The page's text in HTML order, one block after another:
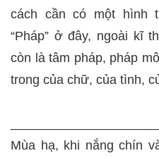
cách cần có một hình
“Pháp” ở đây, ngoài kĩ
còn là tâm pháp, pháp
trong của chữ, của tình,
Mùa hạ, khi nắng chín